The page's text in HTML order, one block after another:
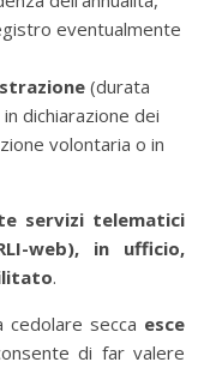
eventualmente
(durata
dichiarazione dei
volontaria o in
servizi telematici
web), in ufficio,
.
secca esce
di far valere